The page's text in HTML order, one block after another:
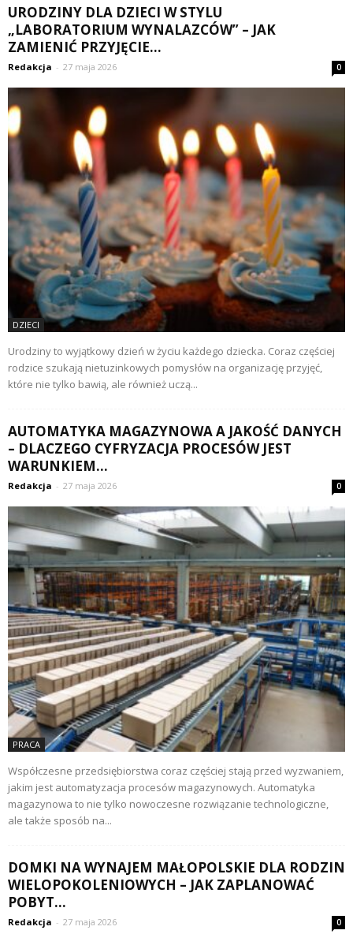
URODZINY DLA DZIECI W STYLU
„LABORATORIUM WYNALAZCÓW” – JAK
ZAMIENIĆ PRZYJĘCIE...
Redakcja - 27 maja 2026 0
DZIECI
Urodziny to wyjątkowy dzień w życiu każdego dziecka. Coraz częściej
rodzice szukają nietuzinkowych pomysłów na organizację przyjęć,
które nie tylko bawią, ale również uczą...
AUTOMATYKA MAGAZYNOWA A JAKOŚĆ DANYCH
– DLACZEGO CYFRYZACJA PROCESÓW JEST
WARUNKIEM...
Redakcja - 27 maja 2026 0
PRACA
Współczesne przedsiębiorstwa coraz częściej stają przed wyzwaniem,
jakim jest automatyzacja procesów magazynowych. Automatyka
magazynowa to nie tylko nowoczesne rozwiązanie technologiczne,
ale także sposób na...
DOMKI NA WYNAJEM MAŁOPOLSKIE DLA RODZIN
WIELOPOKOLENIOWYCH – JAK ZAPLANOWAĆ
POBYT...
Redakcja - 27 maja 2026 0